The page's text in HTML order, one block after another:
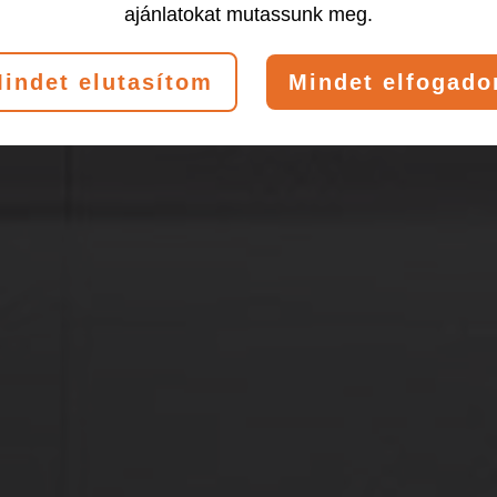
ajánlatokat mutassunk meg.
elutasítom Mindet